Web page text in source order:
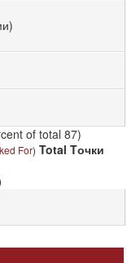
of total 87)
For) Total Tочки